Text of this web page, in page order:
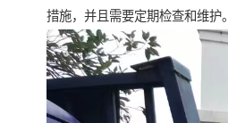
措施，并且需要定期检查和维护。